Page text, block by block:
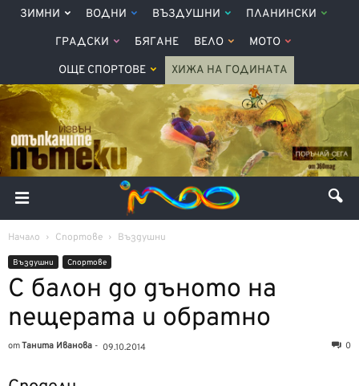
ЗИМНИ ВОДНИ ВЪЗДУШНИ ПЛАНИНСКИ
ГРАДСКИ БЯГАНЕ ВЕЛО МОТО
ОЩЕ СПОРТОВЕ ХИЖА НА ГОДИНАТА
Начало Спортове Въздушни
Въздушни Спортове
С балон до дъното на
пещерата и обратно
отТанита Иванова - 09.10.2014 0